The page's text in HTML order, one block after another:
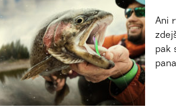
Ani
pak